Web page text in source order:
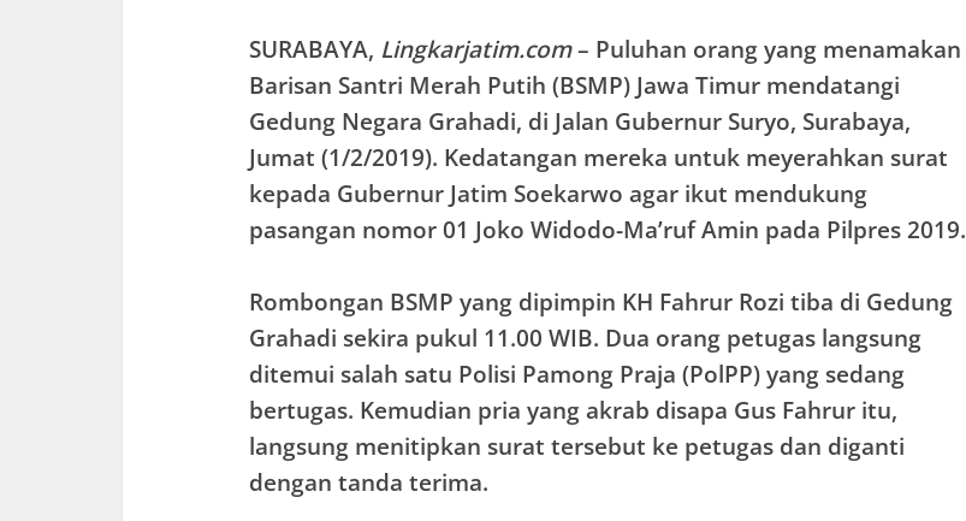
SURABAYA, Lingkarjatim.com– Puluhan orang yang menamakan
Barisan Santri Merah Putih (BSMP) Jawa Timur mendatangi
Gedung Negara Grahadi, di Jalan Gubernur Suryo, Surabaya,
Jumat (1/2/2019). Kedatangan mereka untuk meyerahkan surat
kepada Gubernur Jatim Soekarwo agar ikut mendukung
pasangan nomor 01 Joko Widodo-Ma’ruf Amin pada Pilpres 2019.
Rombongan BSMP yang dipimpin KH Fahrur Rozi tiba di Gedung
Grahadi sekira pukul 11.00 WIB. Dua orang petugas langsung
ditemui salah satu Polisi Pamong Praja (PolPP) yang sedang
bertugas. Kemudian pria yang akrab disapa Gus Fahrur itu,
langsung menitipkan surat tersebut ke petugas dan diganti
dengan tanda terima.